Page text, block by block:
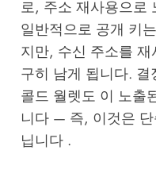
로, 주소 재사용으로
일반적으로 공개 키
지만, 수신 주소를
구히 남게 됩니다.
콜드 월렛도 이 노출
니다 — 즉, 이것은
닙니다 .